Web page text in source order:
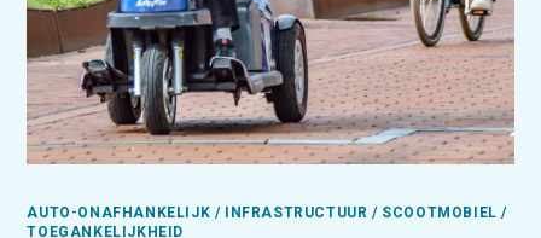
AUTO-ONAFHANKELIJK / INFRASTRUCTUUR / SCOOTMOBIEL /
TOEGANKELIJKHEID